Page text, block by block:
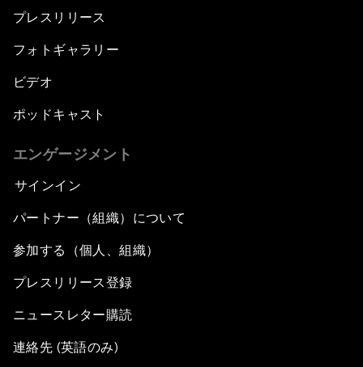
プレスリリース
フォトギャラリー
ビデオ
ポッドキャスト
エンゲージメント
サインイン
パートナー（組織）について
参加する（個人、組織）
プレスリリース登録
ニュースレター購読
連絡先 (英語のみ)